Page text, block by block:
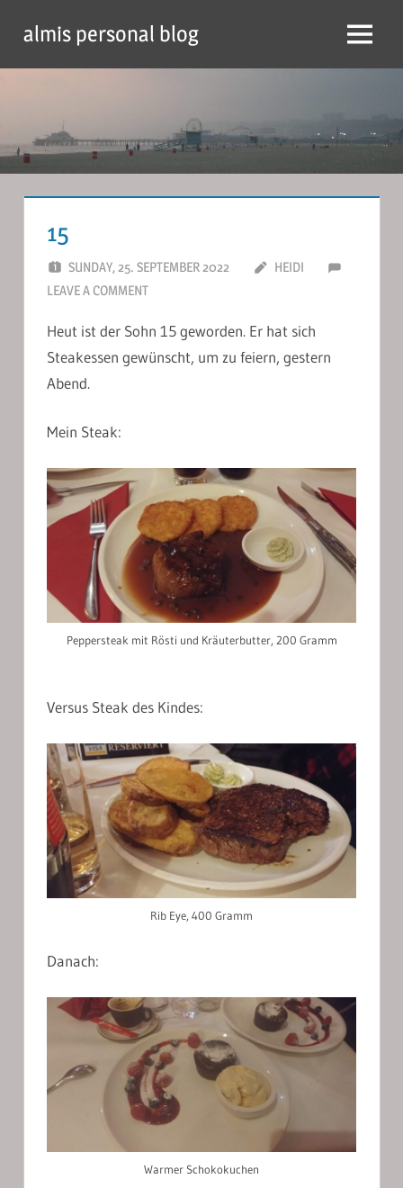
content
almis personal blog Menu
15
SUNDAY, 25. SEPTEMBER 2022
HEIDI
LEAVE A COMMENT
Heut ist der Sohn 15 geworden. Er hat sich
Steakessen gewünscht, um zu feiern, gestern
Abend.
Mein Steak:
Peppersteak mit Rösti und Kräuterbutter, 200 Gramm
Versus Steak des Kindes:
Rib Eye, 400 Gramm
Danach:
Warmer Schokokuchen